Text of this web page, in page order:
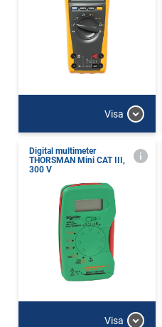
Visa
Digital multimeter
THORSMAN Mini CAT III,
300 V
Visa